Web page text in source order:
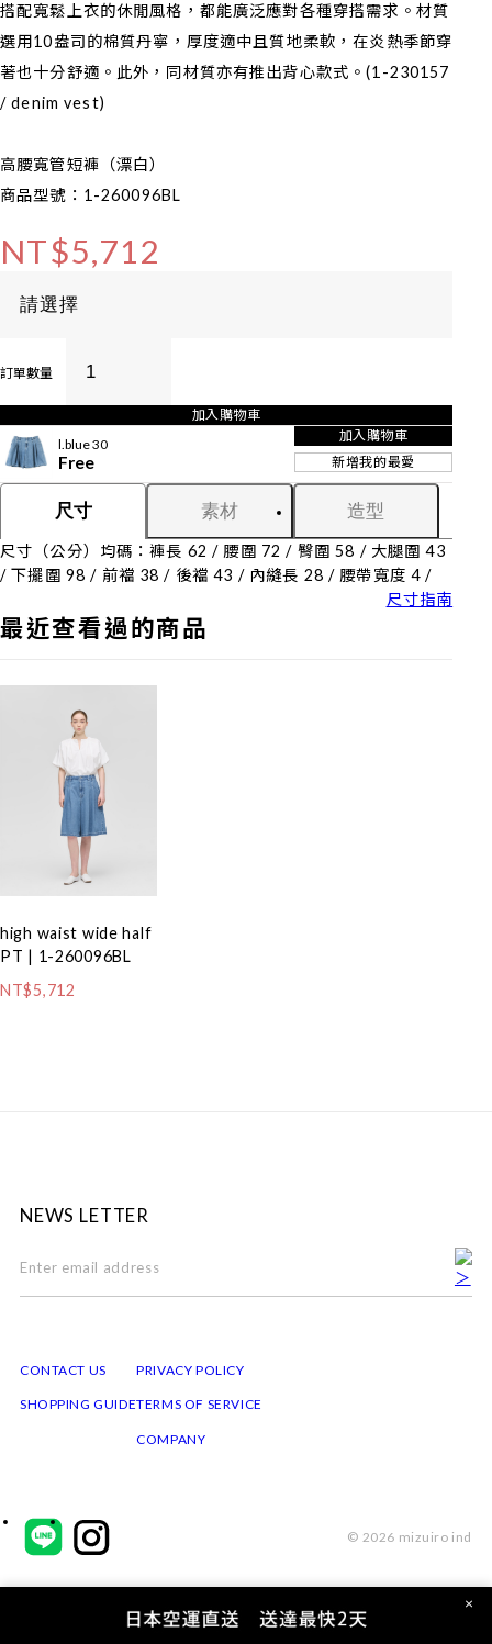
搭配寬鬆上衣的休閒風格，都能廣泛應對各種穿搭需求。材質
選用10盎司的棉質丹寧，厚度適中且質地柔軟，在炎熱季節穿
著也十分舒適。此外，同材質亦有推出背心款式。(1-230157
/ denim vest)
高腰寬管短褲（漂白）
商品型號：1-260096BL
NT$5,712
訂單數量
加入購物車
l.blue 30
Free
加入購物車
新增我的最愛
尺寸 素材 造型
尺寸（公分）均碼：褲長 62 / 腰圍 72 / 臀圍 58 / 大腿圍 43
/ 下擺圍 98 / 前襠 38 / 後襠 43 / 內縫長 28 / 腰帶寬度 4 /
尺寸指南
最近查看過的商品
high waist wide half
PT | 1-260096BL
NT$5,712
NEWS LETTER
CONTACT US
SHOPPING GUIDE
PRIVACY POLICY
TERMS OF SERVICE
COMPANY
© 2026 mizuiro ind
×